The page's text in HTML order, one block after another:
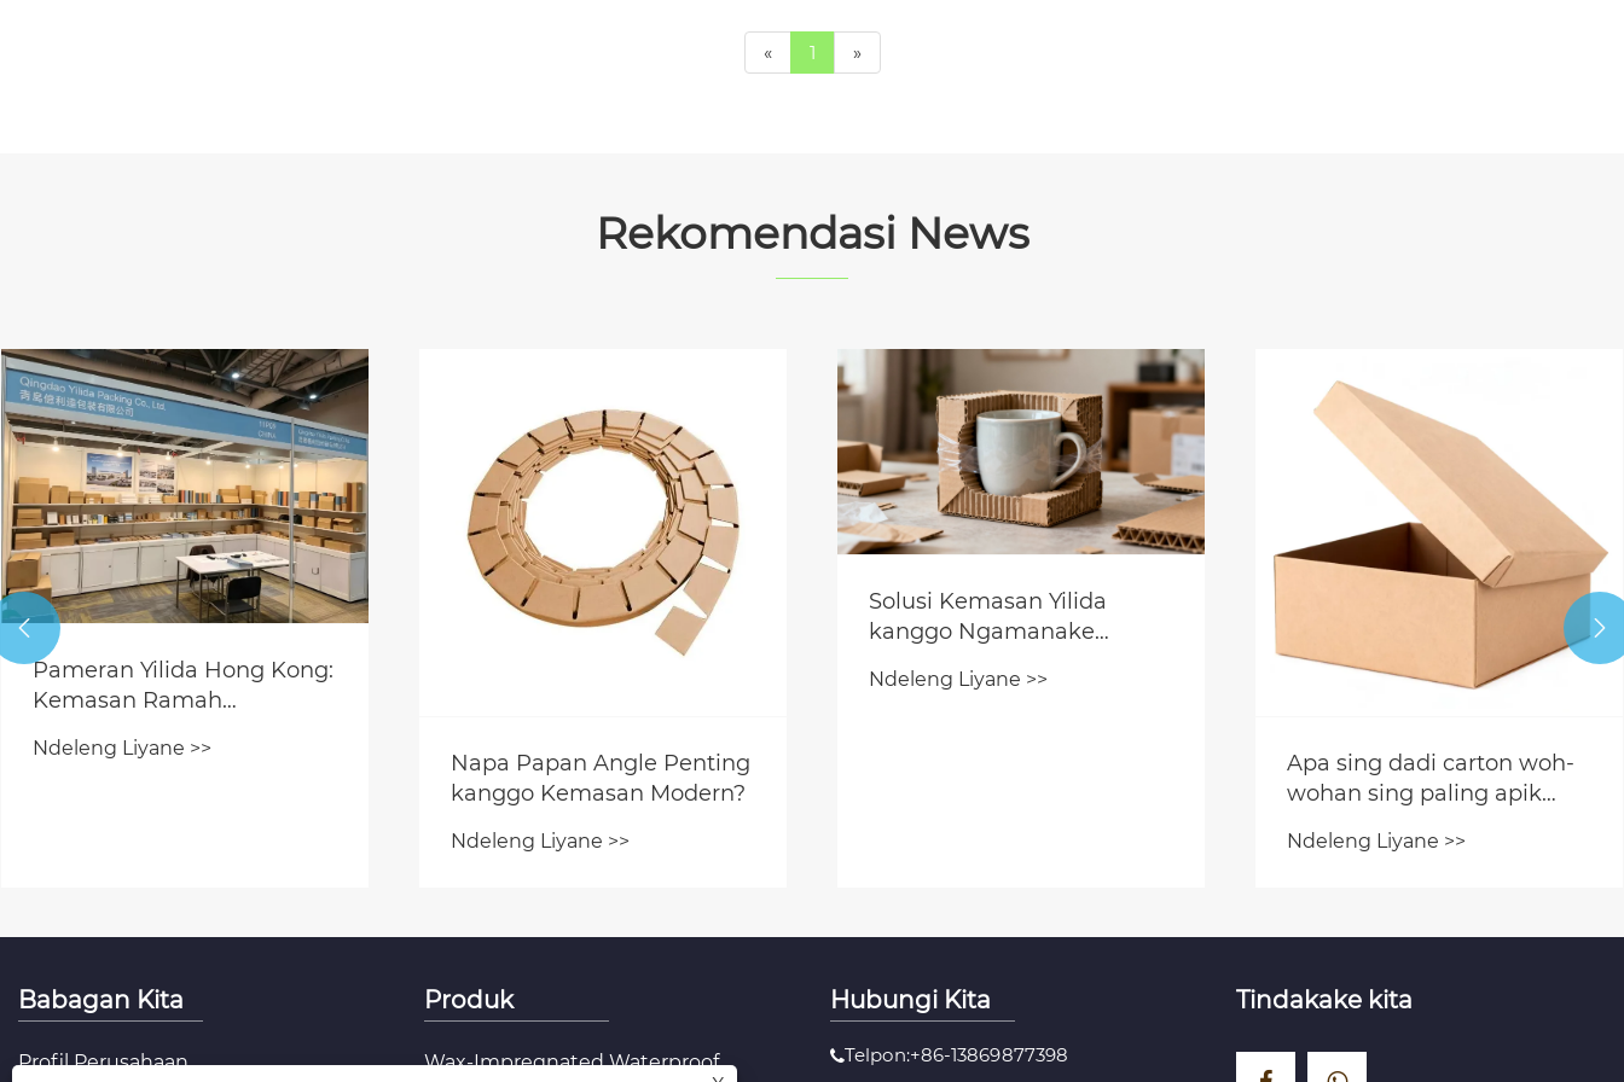
« 1 »
Rekomendasi News
Pameran Yilida Hong Kong:
Kemasan Ramah
Kawigatosan
Ndeleng Liyane >>
Napa Papan Angle Penting
kanggo Kemasan Modern?
Ndeleng Liyane >>
Solusi Kemasan Yilida
kanggo Ngamanake
Anyar Saiki wis ana
Ndeleng Liyane >>
Apa sing dadi carton woh-
wohan sing paling apik
apik kanggo bungkusan
Ndeleng Liyane >>
 
Babagan Kita
Profil Perusahaan
Produk
Wax-Impregnated Waterproof
Hubungi Kita
Telpon:+86-13869877398
Tindakake kita